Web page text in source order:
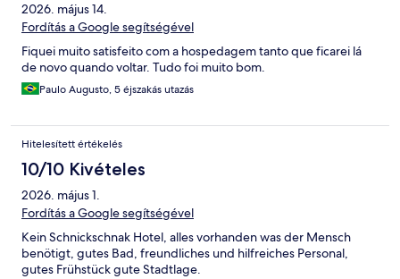
2026. május 14.
Fordítás a Google segítségével
Fiquei muito satisfeito com a hospedagem tanto que ficarei lá
de novo quando voltar. Tudo foi muito bom.
Paulo Augusto, 5 éjszakás utazás
Hitelesített értékelés
10/10 Kivételes
2026. május 1.
Fordítás a Google segítségével
Kein Schnickschnak Hotel, alles vorhanden was der Mensch
benötigt, gutes Bad, freundliches und hilfreiches Personal,
gutes Frühstück gute Stadtlage.